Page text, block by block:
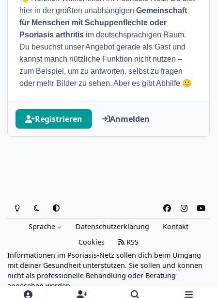
hier in der größten unabhängigen Gemeinschaft
für Menschen mit Schuppenflechte oder
Psoriasis arthritis im deutschsprachigen Raum.
Du besuchst unser Angebot gerade als Gast und
kannst manch nützliche Funktion nicht nutzen –
zum Beispiel, um zu antworten, selbst zu fragen
oder mehr Bilder zu sehen. Aber es gibt Abhilfe 🙂
Registrieren Anmelden
Heller ModusDunkler Modus
Systemeinstellung
a
b
o
o
n
s
a
g
o
u
b
Sprache Datenschutzerklärung
Kontakt
Cookies
RSS
Informationen im Psoriasis-Netz sollen dich beim Umgang
mit deiner Gesundheit unterstützen. Sie sollen und können
nicht als professionelle Behandlung oder Beratung
angesehen werden.
Powered by
Invision Community